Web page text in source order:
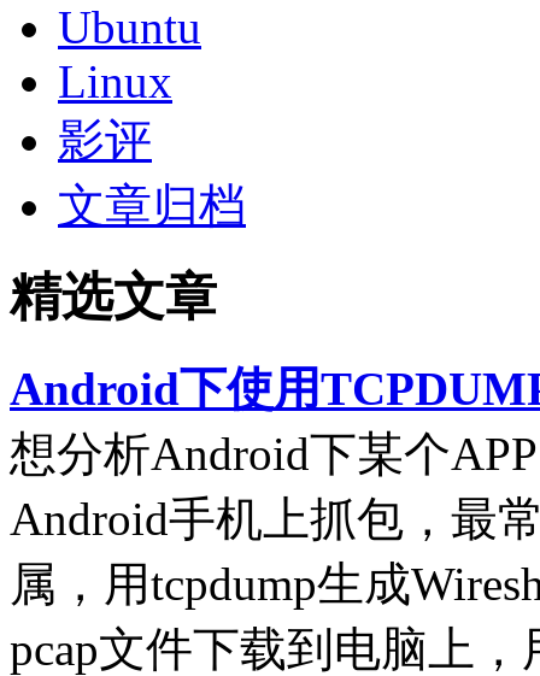
Ubuntu
Linux
影评
文章归档
精选文章
Android下使用
想分析Android下某个
Android手机上抓包，最
属，用tcpdump生成
pcap文件下载到电脑上，